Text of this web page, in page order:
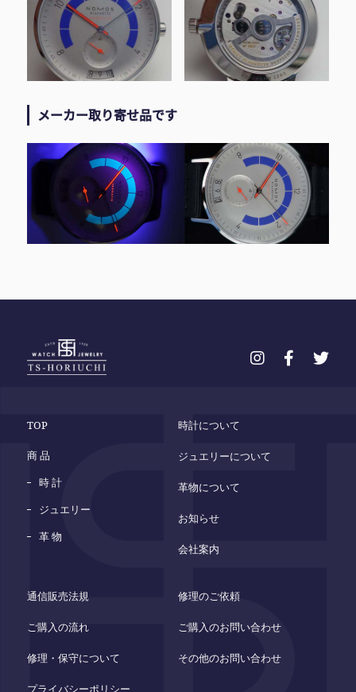
メーカー取り寄せ品です
TOP
商 品
時 計
ジュエリー
革 物
時計について
ジュエリーについて
革物について
お知らせ
会社案内
通信販売法規
ご購入の流れ
修理・保守について
プライバシーポリシー
修理のご依頼
ご購入のお問い合わせ
その他のお問い合わせ